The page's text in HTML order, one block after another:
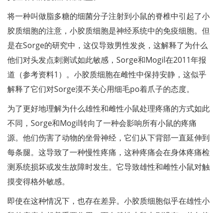
将一种叫做脂多糖的细菌分子注射到小鼠的脊椎中引起了小
胶质细胞的注意，小胶质细胞是神经系统中的免疫细胞。但
是在Sorge的研究中，这仅导致男性发炎，这解释了为什么
他们对头发点刺测试如此敏感，Sorge和Mogil在2011年报
道（参考资料1）。小胶质细胞在雌性中保持安静，这似乎
解释了它们对Sorge漠不关心用细毛po着爪子的态度。
为了更好地理解为什么雄性和雌性小鼠处理疼痛的方式如此
不同，Sorge和Mogil转向了一种会影响所有小鼠的疼痛
源。他们伤害了动物的坐骨神经，它们从下背部一直延伸到
每条腿。这导致了一种慢性疼痛，这种疼痛会在身体疼痛检
测系统损坏或发生故障时发生。它导致雄性和雌性小鼠对触
摸变得格外敏感。
即使在这种情况下，也存在差异。小胶质细胞似乎在雄性小